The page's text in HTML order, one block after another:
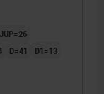
D=41
D1=13